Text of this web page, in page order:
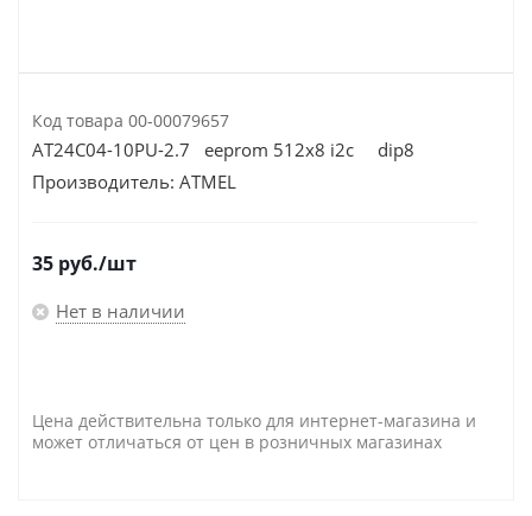
Код товара 00-00079657
AT24C04-10PU-2.7 eeprom 512х8 i2c dip8
Производитель: ATMEL
35 руб./шт
Нет в наличии
Цена действительна только для интернет-магазина и
может отличаться от цен в розничных магазинах